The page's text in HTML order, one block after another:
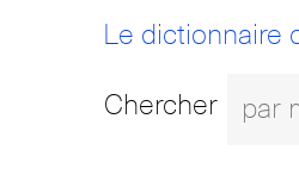
Le dictionnaire
Chercher